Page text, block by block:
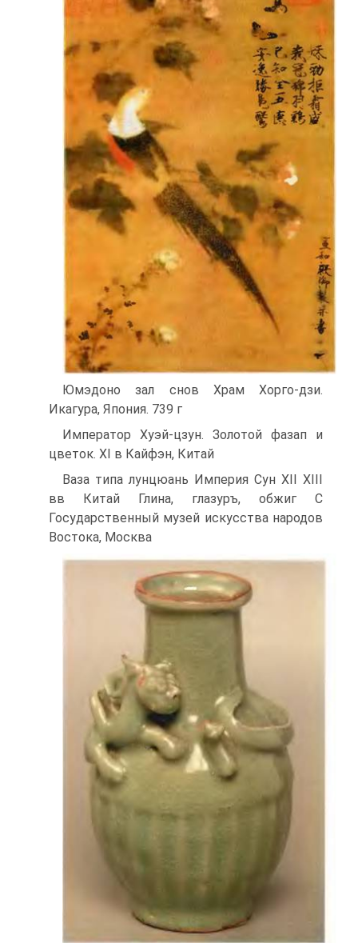
Юмэдоно зал снов Храм Хорго-дзи.
Икагура, Япония. 739 г
Император Хуэй-цзун. Золотой фазап и
цветок. XI в Кайфэн, Китай
Ваза типа лунцюань Империя Сун XII XIII
вв Китай Глина, глазуръ, обжиг C
Государственный музей искусства народов
Востока, Москва